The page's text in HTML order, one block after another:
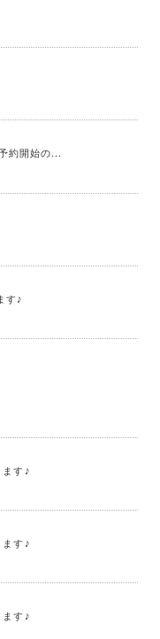
約開始の...
す♪
す♪
す♪
す♪